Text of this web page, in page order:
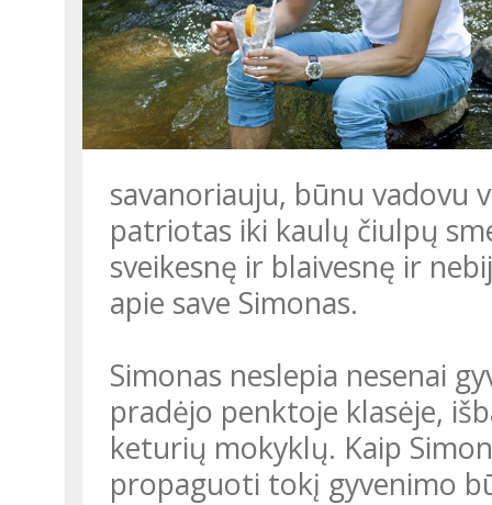
savanoriauju, būnu vadovu
patriotas iki kaulų čiulpų
sveikesnę ir blaivesnę ir
apie save Simonas.
Simonas neslepia nesenai gyvenęs kitaip: vartoti alkoholį ir rūkyti
pradėjo penktoje klasėje,
keturių mokyklų. Kaip
propaguoti tokį gyvenimo